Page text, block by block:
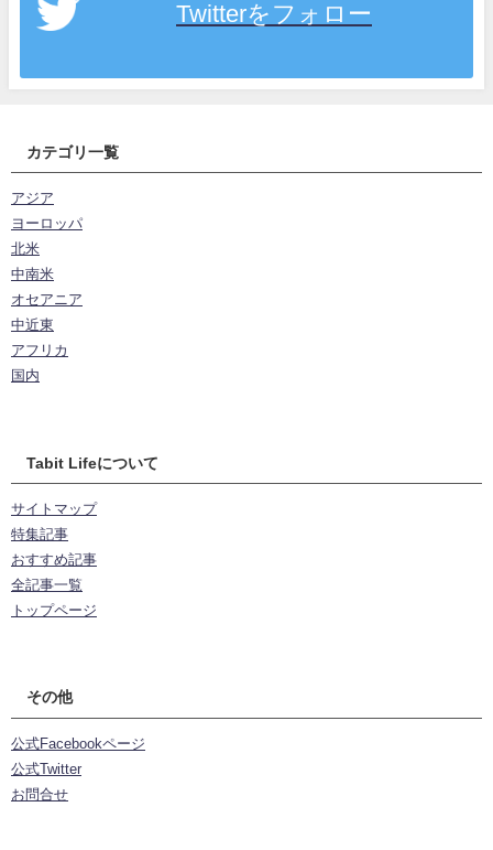
Twitterをフォロー
カテゴリ一覧
アジア
ヨーロッパ
北米
中南米
オセアニア
中近東
アフリカ
国内
Tabit Lifeについて
サイトマップ
特集記事
おすすめ記事
全記事一覧
トップページ
その他
公式Facebookページ
公式Twitter
お問合せ